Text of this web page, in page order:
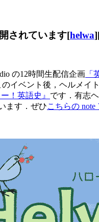
されています[helwa
の12時間生配信企画 「
イベント後，ヘルメイ
！英語史』 です．有志
ます．ぜひこちらの note